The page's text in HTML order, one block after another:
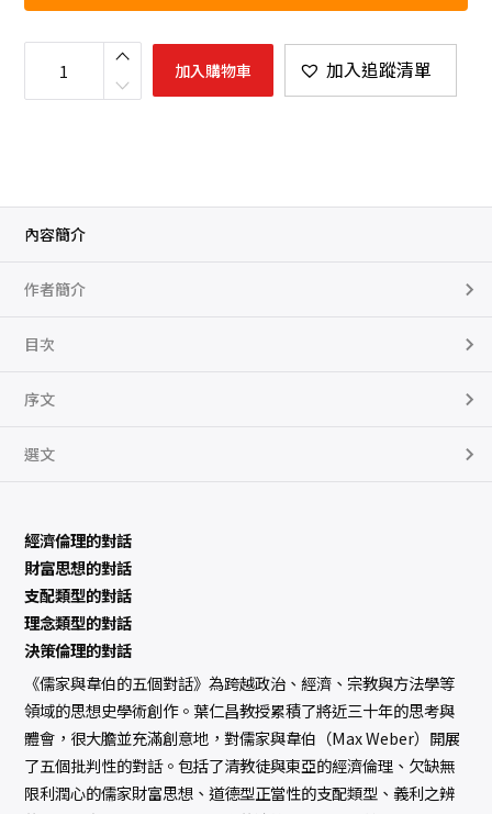
儒
韋
數
加入購物車 加入追蹤清單
內容簡介
作者簡介
目次
序文
選文
經濟倫理的對話
財富思想的對話
支配類型的對話
理念類型的對話
決策倫理的對話
《儒家與韋伯的五個對話》為跨越政治、經濟、宗教與方法學等
領域的思想史學術創作。葉仁昌教授累積了將近三十年的思考與
體會，很大膽並充滿創意地，對儒家與韋伯（Max Weber）開展
了五個批判性的對話。包括了清教徒與東亞的經濟倫理、欠缺無
限利潤心的儒家財富思想、道德型正當性的支配類型、義利之辨